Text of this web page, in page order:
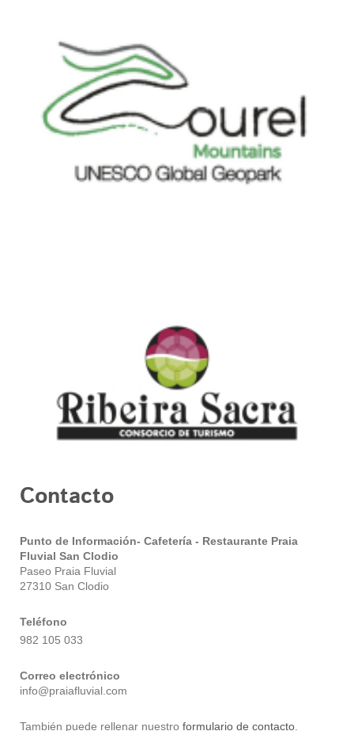
Contacto
Punto de Información- Cafetería - Restaurante Praia
Fluvial San Clodio
Paseo Praia Fluvial
27310 San Clodio
Teléfono
982 105 033
Correo electrónico
info@praiafluvial.com
También puede rellenar nuestro formulario de contacto